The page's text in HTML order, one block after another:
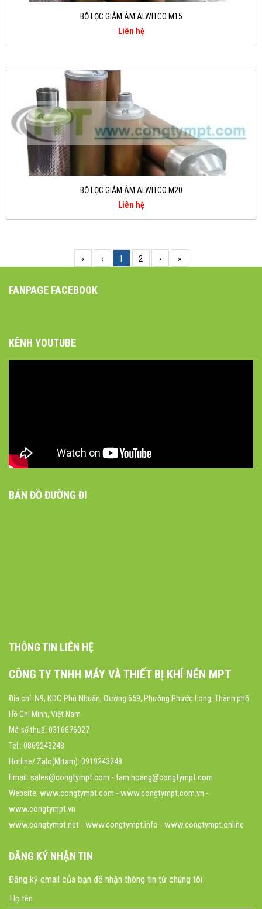
BỘ LỌC GIẢM ÂM ALWITCO M15
Liên hệ
BỘ LỌC GIẢM ÂM ALWITCO M20
Liên hệ
« ‹ 1 2 › »
FANPAGE FACEBOOK
KÊNH YOUTUBE
BẢN ĐỒ ĐƯỜNG ĐI
THÔNG TIN LIÊN HỆ
CÔNG TY TNHH MÁY VÀ THIẾT BỊ KHÍ NÉN MPT
Địa chỉ: N9, KDC Phú Nhuận, Đường 659, Phường Phước Long, Thành phố
Hồ Chí Minh, Việt Nam
Mã số thuế: 0316676027
Tel.: 0869243248
Hotline/ Zalo(Mrtam): 0919243248
Email: sales@congtympt.com - tam.hoang@congtympt.com
Website: www.congtympt.com - www.congtympt.com.vn -
www.congtympt.vn
www.congtympt.net - www.congtympt.info - www.congtympt.online
ĐĂNG KÝ NHẬN TIN
Đăng ký email của bạn để nhận thông tin từ chúng tôi